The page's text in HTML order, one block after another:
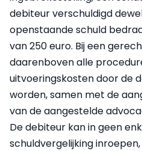
debiteur verschuldigd
openstaande schuld
van 250 euro. Bij een
daarenboven alle
uitvoeringskosten door de
worden, samen met de
van de aangestelde
De debiteur kan in geen
schuldvergelijking